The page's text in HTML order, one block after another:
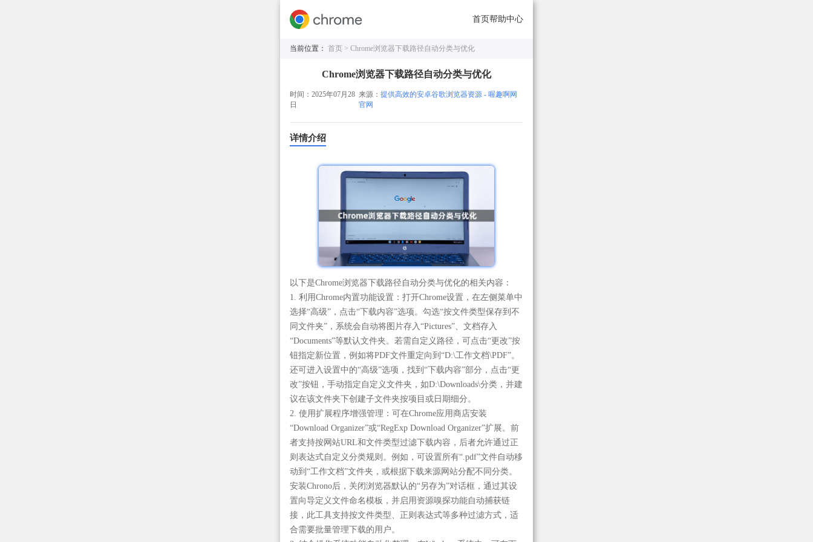
首页帮助中心
当前位置： 首页 > Chrome浏览器下载路径自动分类与优化
Chrome浏览器下载路径自动分类与优化
时间：2025年07月28
日
来源：提供高效的安卓谷歌浏览器资源 - 喔趣啊网
官网
详情介绍
以下是Chrome浏览器下载路径自动分类与优化的相关内容：
1. 利用Chrome内置功能设置：打开Chrome设置，在左侧菜单中
选择“高级”，点击“下载内容”选项。勾选“按文件类型保存到不
同文件夹”，系统会自动将图片存入“Pictures”、文档存入
“Documents”等默认文件夹。若需自定义路径，可点击“更改”按
钮指定新位置，例如将PDF文件重定向到“D:\工作文档\PDF”。
还可进入设置中的“高级”选项，找到“下载内容”部分，点击“更
改”按钮，手动指定自定义文件夹，如D:\Downloads\分类，并建
议在该文件夹下创建子文件夹按项目或日期细分。
2. 使用扩展程序增强管理：可在Chrome应用商店安装
“Download Organizer”或“RegExp Download Organizer”扩展。前
者支持按网站URL和文件类型过滤下载内容，后者允许通过正
则表达式自定义分类规则。例如，可设置所有“.pdf”文件自动移
动到“工作文档”文件夹，或根据下载来源网站分配不同分类。
安装Chrono后，关闭浏览器默认的“另存为”对话框，通过其设
置向导定义文件命名模板，并启用资源嗅探功能自动捕获链
接，此工具支持按文件类型、正则表达式等多种过滤方式，适
合需要批量管理下载的用户。